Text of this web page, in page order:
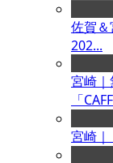
佐賀
202...
宮崎
「
宮崎